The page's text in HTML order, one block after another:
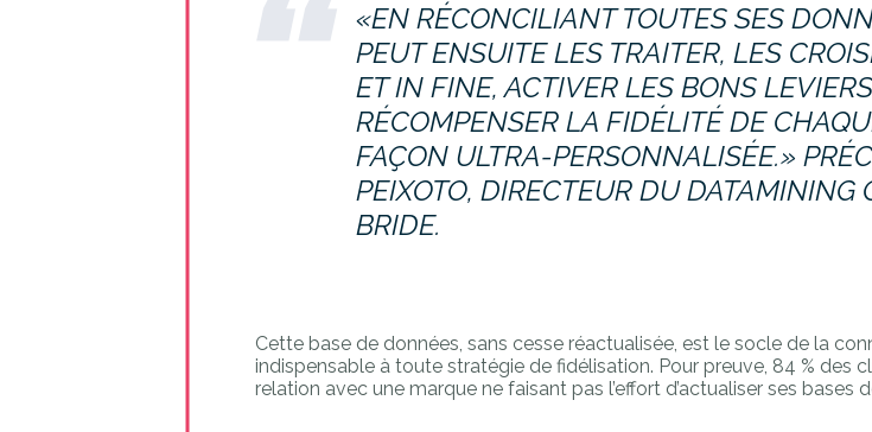
«EN RÉCONCILIANT TOUTES SES
PEUT ENSUITE LES TRAITER, LES
ET IN FINE, ACTIVER LES BONS
RÉCOMPENSER LA FIDÉLITÉ DE
FAÇON ULTRA-PERSONNALISÉE.»
PEIXOTO, DIRECTEUR DU DATAMINING
BRIDE.
Cette base de données, sans cesse réactualisée, est le socle de la
indispensable à toute stratégie de fidélisation. Pour preuve, 84 % des
relation avec une marque ne faisant pas l’effort d’actualiser ses bases